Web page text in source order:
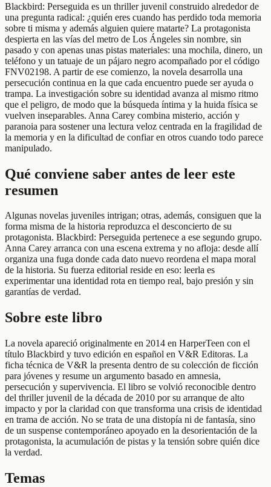
Blackbird: Perseguida es un thriller juvenil construido alrededor de
una pregunta radical: ¿quién eres cuando has perdido toda memoria
sobre ti misma y además alguien quiere matarte? La protagonista
despierta en las vías del metro de Los Ángeles sin nombre, sin
pasado y con apenas unas pistas materiales: una mochila, dinero, un
teléfono y un tatuaje de un pájaro negro acompañado por el código
FNV02198. A partir de ese comienzo, la novela desarrolla una
persecución continua en la que cada encuentro puede ser ayuda o
trampa. La investigación sobre su identidad avanza al mismo ritmo
que el peligro, de modo que la búsqueda íntima y la huida física se
vuelven inseparables. Anna Carey combina misterio, acción y
paranoia para sostener una lectura veloz centrada en la fragilidad de
la memoria y en la dificultad de confiar en otros cuando todo parece
manipulado.
Qué conviene saber antes de leer este
resumen
Algunas novelas juveniles intrigan; otras, además, consiguen que la
forma misma de la historia reproduzca el desconcierto de su
protagonista. Blackbird: Perseguida pertenece a ese segundo grupo.
Anna Carey arranca con una escena extrema y no afloja: desde allí
organiza una fuga donde cada dato nuevo reordena el mapa moral
de la historia. Su fuerza editorial reside en eso: leerla es
experimentar una identidad rota en tiempo real, bajo presión y sin
garantías de verdad.
Sobre este libro
La novela apareció originalmente en 2014 en HarperTeen con el
título Blackbird y tuvo edición en español en V&R Editoras. La
ficha técnica de V&R la presenta dentro de su colección de ficción
para jóvenes y resume un argumento basado en amnesia,
persecución y supervivencia. El libro se volvió reconocible dentro
del thriller juvenil de la década de 2010 por su arranque de alto
impacto y por la claridad con que transforma una crisis de identidad
en trama de acción. No se trata de una distopía ni de fantasía, sino
de un suspense contemporáneo apoyado en la desorientación de la
protagonista, la acumulación de pistas y la tensión sobre quién dice
la verdad.
Temas